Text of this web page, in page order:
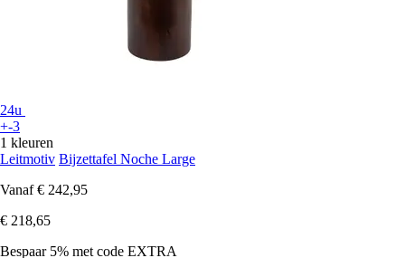
24u
+-3
1 kleuren
Leitmotiv Bijzettafel Noche Large
Vanaf € 242,95
€ 218,65
Bespaar 5% met code EXTRA